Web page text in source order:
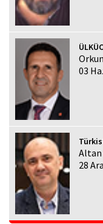
03
Altan
28